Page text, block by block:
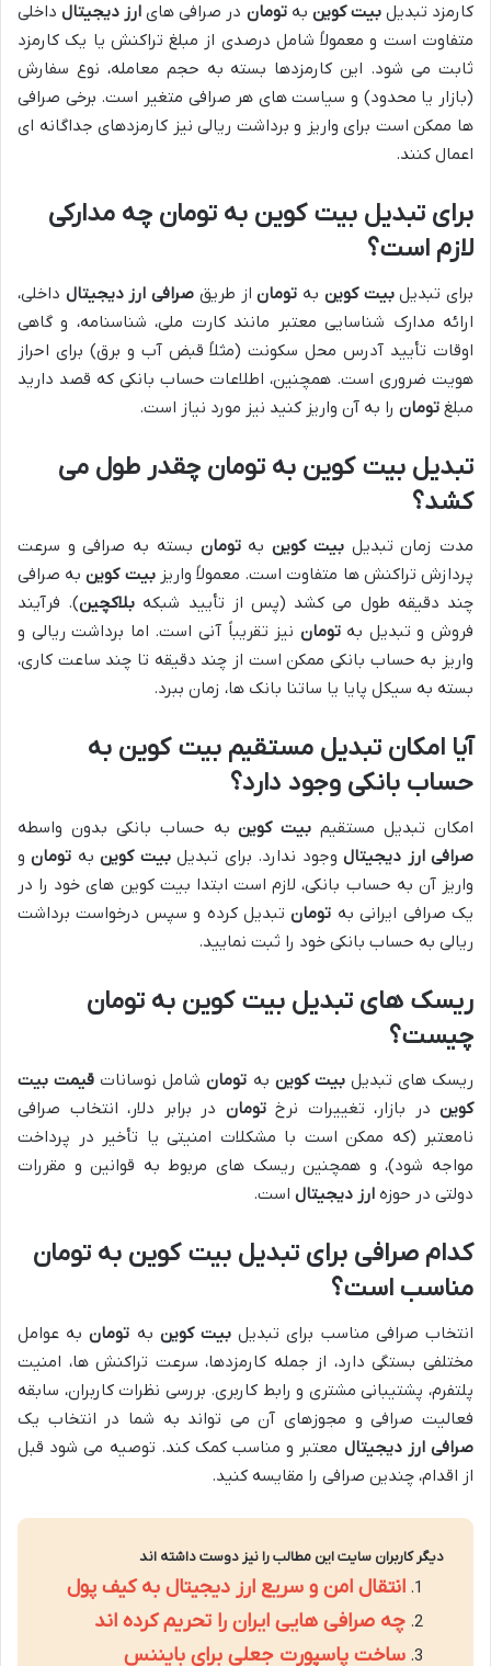
کارمزد تبدیلبیت کوین بهتومان در صرافی های ارز دیجیتالداخلی
متفاوت است و معمولاً شامل درصدی از مبلغ تراکنش یا یک کارمزد
ثابت می شود. این کارمزدها بسته به حجم معامله، نوع سفارش
(بازار یا محدود) و سیاست های هر صرافی متغیر است. برخی صرافی
ها ممکن است برای واریز و برداشت ریالی نیز کارمزدهای جداگانه ای
اعمال کنند.
برای تبدیل بیت کوین به تومان چه مدارکی
لازم است؟
برای تبدیلبیت کوین به توماناز طریق صرافی ارز دیجیتال داخلی،
ارائه مدارک شناسایی معتبر مانند کارت ملی، شناسنامه، و گاهی
اوقات تأیید آدرس محل سکونت (مثلاً قبض آب و برق) برای احراز
هویت ضروری است. همچنین، اطلاعات حساب بانکی که قصد دارید
مبلغ تومان را به آن واریز کنید نیز مورد نیاز است.
تبدیل بیت کوین به تومان چقدر طول می
کشد؟
مدت زمان تبدیلبیت کوینبهتومان بسته به صرافی و سرعت
پردازش تراکنش ها متفاوت است. معمولاً واریزبیت کوینبه صرافی
چند دقیقه طول می کشد (پس از تأیید شبکه بلاکچین). فرآیند
فروش و تبدیل بهتومان نیز تقریباً آنی است. اما برداشت ریالی و
واریز به حساب بانکی ممکن است از چند دقیقه تا چند ساعت کاری،
بسته به سیکل پایا یا ساتنا بانک ها، زمان ببرد.
آیا امکان تبدیل مستقیم بیت کوین به
حساب بانکی وجود دارد؟
امکان تبدیل مستقیم بیت کوینبه حساب بانکی بدون واسطه
صرافی ارز دیجیتالوجود ندارد. برای تبدیلبیت کوینبه تومانو
واریز آن به حساب بانکی، لازم است ابتدا بیت کوین های خود را در
یک صرافی ایرانی به تومانتبدیل کرده و سپس درخواست برداشت
ریالی به حساب بانکی خود را ثبت نمایید.
ریسک های تبدیل بیت کوین به تومان
چیست؟
ریسک های تبدیلبیت کوین به تومانشامل نوسانات قیمت بیت
کوین در بازار، تغییرات نرختومان در برابر دلار، انتخاب صرافی
نامعتبر (که ممکن است با مشکلات امنیتی یا تأخیر در پرداخت
مواجه شود)، و همچنین ریسک های مربوط به قوانین و مقررات
دولتی در حوزه ارز دیجیتال است.
کدام صرافی برای تبدیل بیت کوین به تومان
مناسب است؟
انتخاب صرافی مناسب برای تبدیل بیت کوین به تومانبه عوامل
مختلفی بستگی دارد، از جمله کارمزدها، سرعت تراکنش ها، امنیت
پلتفرم، پشتیبانی مشتری و رابط کاربری. بررسی نظرات کاربران، سابقه
فعالیت صرافی و مجوزهای آن می تواند به شما در انتخاب یک
صرافی ارز دیجیتال معتبر و مناسب کمک کند. توصیه می شود قبل
از اقدام، چندین صرافی را مقایسه کنید.
دیگر کاربران سایت این مطالب را نیز دوست داشته اند
انتقال امن و سریع ارز دیجیتال به کیف پول
چه صرافی هایی ایران را تحریم کرده اند
ساخت پاسپورت جعلی برای بایننس